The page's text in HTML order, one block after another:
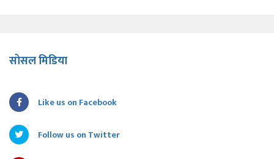
सोसल मिडिया
Like us on Facebook
Follow us on Twitter